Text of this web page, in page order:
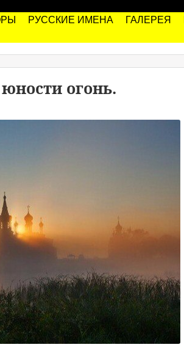
РУССКИЕ ИМЕНА ГАЛЕРЕЯ
огонь.